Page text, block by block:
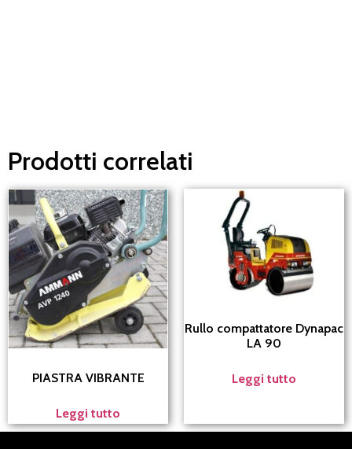
Prodotti correlati
PIASTRA VIBRANTE
Leggi tutto
Rullo compattatore Dynapac
LA 90
Leggi tutto